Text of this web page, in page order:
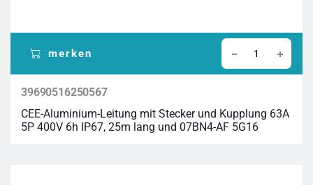
merken
39690516250567
CEE-Aluminium-Leitung mit Stecker und Kupplung 63A
5P 400V 6h IP67, 25m lang und 07BN4-AF 5G16